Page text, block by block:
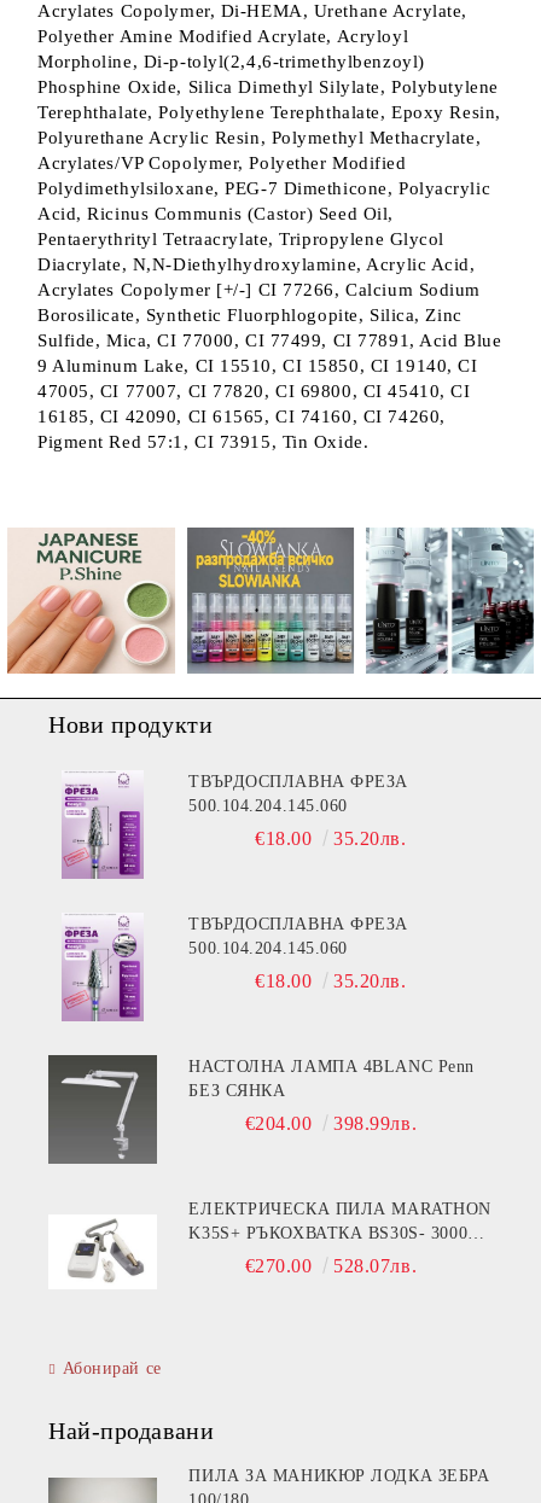
Acrylates Copolymer, Di-HEMA, Urethane Acrylate,
Polyether Amine Modified Acrylate, Acryloyl
Morpholine, Di-p-tolyl(2,4,6-trimethylbenzoyl)
Phosphine Oxide, Silica Dimethyl Silylate, Polybutylene
Terephthalate, Polyethylene Terephthalate, Epoxy Resin,
Polyurethane Acrylic Resin, Polymethyl Methacrylate,
Acrylates/VP Copolymer, Polyether Modified
Polydimethylsiloxane, PEG-7 Dimethicone, Polyacrylic
Acid, Ricinus Communis (Castor) Seed Oil,
Pentaerythrityl Tetraacrylate, Tripropylene Glycol
Diacrylate, N,N-Diethylhydroxylamine, Acrylic Acid,
Acrylates Copolymer [+/-] CI 77266, Calcium Sodium
Borosilicate, Synthetic Fluorphlogopite, Silica, Zinc
Sulfide, Mica, CI 77000, CI 77499, CI 77891, Acid Blue
9 Aluminum Lake, CI 15510, CI 15850, CI 19140, CI
47005, CI 77007, CI 77820, CI 69800, CI 45410, CI
16185, CI 42090, CI 61565, CI 74160, CI 74260,
Pigment Red 57:1, CI 73915, Tin Oxide.
Нови продукти
ТВЪРДОСПЛАВНА ФРЕЗА
500.104.204.145.060
€18.00 35.20лв.
ТВЪРДОСПЛАВНА ФРЕЗА
500.104.204.145.060
€18.00 35.20лв.
НАСТОЛНА ЛАМПА 4BLANC Penn
БЕЗ СЯНКА
€204.00 398.99лв.
ЕЛЕКТРИЧЕСКА ПИЛА MARATHON
K35S+ РЪКОХВАТКА BS30S- 30000
ОБОРОТА€270.00 528.07лв.
Абонирай се
Най-продавани
ПИЛА ЗА МАНИКЮР ЛОДКА ЗЕБРА